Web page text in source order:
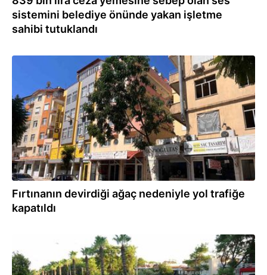
sistemini belediye önünde yakan işletme
sahibi tutuklandı
Fırtınanın devirdiği ağaç nedeniyle yol trafiğe
kapatıldı